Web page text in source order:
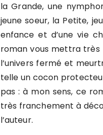
la Grande, une
jeune soeur, la Petite,
enfance et d’une vie
roman vous mettra très
l’univers fermé et
telle un cocon
pas : à mon sens, ce
très franchement à
l’auteur.